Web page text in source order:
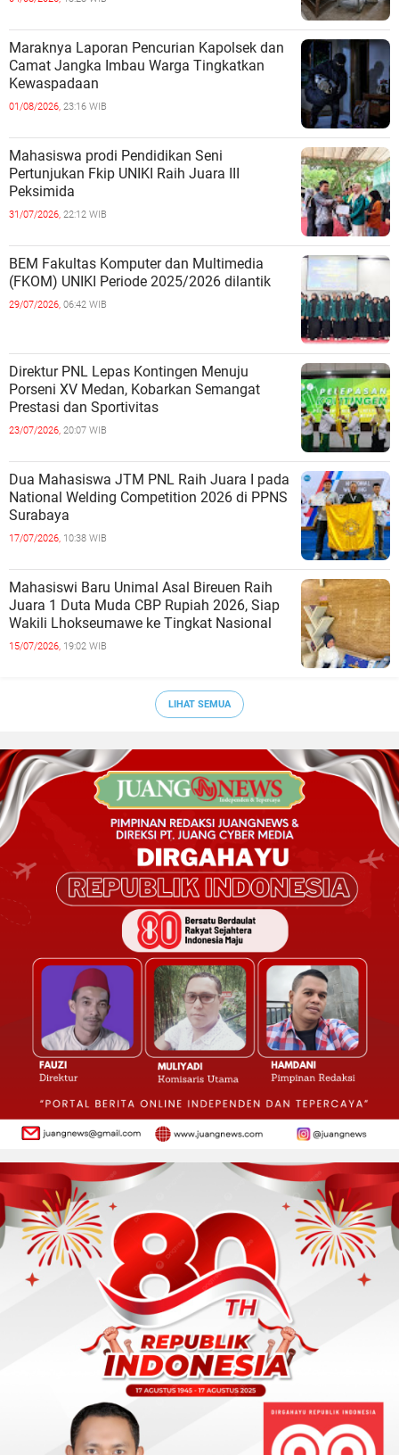
Maraknya Laporan Pencurian Kapolsek dan
Camat Jangka Imbau Warga Tingkatkan
Kewaspadaan
01/08/2026, 23:16 WIB
Mahasiswa prodi Pendidikan Seni
Pertunjukan Fkip UNIKI Raih Juara III
Peksimida
31/07/2026, 22:12 WIB
BEM Fakultas Komputer dan Multimedia
(FKOM) UNIKI Periode 2025/2026 dilantik
29/07/2026, 06:42 WIB
Direktur PNL Lepas Kontingen Menuju
Porseni XV Medan, Kobarkan Semangat
Prestasi dan Sportivitas
23/07/2026, 20:07 WIB
Dua Mahasiswa JTM PNL Raih Juara I pada
National Welding Competition 2026 di PPNS
Surabaya
17/07/2026, 10:38 WIB
Mahasiswi Baru Unimal Asal Bireuen Raih
Juara 1 Duta Muda CBP Rupiah 2026, Siap
Wakili Lhokseumawe ke Tingkat Nasional
15/07/2026, 19:02 WIB
LIHAT SEMUA